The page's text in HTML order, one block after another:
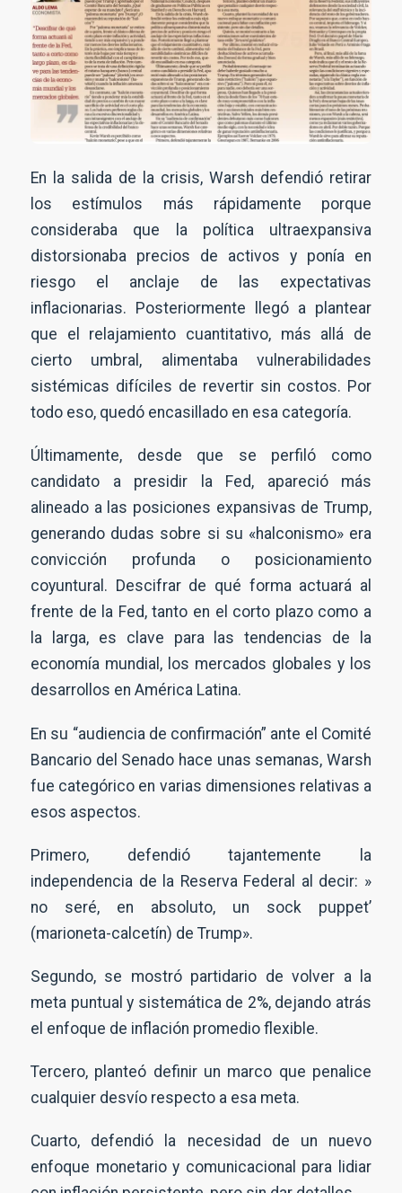
En la salida de la crisis, Warsh defendió retirar
los estímulos más rápidamente porque
consideraba que la política ultraexpansiva
distorsionaba precios de activos y ponía en
riesgo el anclaje de las expectativas
inflacionarias. Posteriormente llegó a plantear
que el relajamiento cuantitativo, más allá de
cierto umbral, alimentaba vulnerabilidades
sistémicas difíciles de revertir sin costos. Por
todo eso, quedó encasillado en esa categoría.
Últimamente, desde que se perfiló como
candidato a presidir la Fed, apareció más
alineado a las posiciones expansivas de Trump,
generando dudas sobre si su «halconismo» era
convicción profunda o posicionamiento
coyuntural. Descifrar de qué forma actuará al
frente de la Fed, tanto en el corto plazo como a
la larga, es clave para las tendencias de la
economía mundial, los mercados globales y los
desarrollos en América Latina.
En su “audiencia de confirmación” ante el Comité
Bancario del Senado hace unas semanas, Warsh
fue categórico en varias dimensiones relativas a
esos aspectos.
Primero, defendió tajantemente la
independencia de la Reserva Federal al decir: »
no seré, en absoluto, un sock puppet’
(marioneta-calcetín) de Trump».
Segundo, se mostró partidario de volver a la
meta puntual y sistemática de 2%, dejando atrás
el enfoque de inflación promedio flexible.
Tercero, planteó definir un marco que penalice
cualquier desvío respecto a esa meta.
Cuarto, defendió la necesidad de un nuevo
enfoque monetario y comunicacional para lidiar